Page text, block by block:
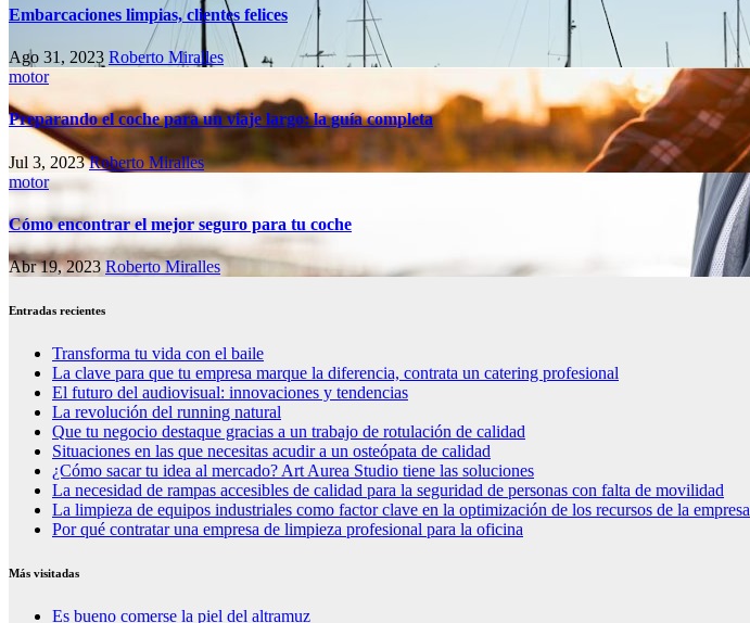
Embarcaciones limpias, clientes felices
Ago 31, 2023 Roberto Miralles
motor
Preparando el coche para un viaje largo: la guía completa
Jul 3, 2023Roberto Miralles
motor
Cómo encontrar el mejor seguro para tu coche
Abr 19, 2023Roberto Miralles
Entradas recientes
Transforma tu vida con el baile
La clave para que tu empresa marque la diferencia, contrata un catering profesional
El futuro del audiovisual: innovaciones y tendencias
La revolución del running natural
Que tu negocio destaque gracias a un trabajo de rotulación de calidad
Situaciones en las que necesitas acudir a un osteópata de calidad
¿Cómo sacar tu idea al mercado? Art Aurea Studio tiene las soluciones
La necesidad de rampas accesibles de calidad para la seguridad de personas con falta de movilidad
La limpieza de equipos industriales como factor clave en la optimización de los recursos de la empresa
Por qué contratar una empresa de limpieza profesional para la oficina
Más visitadas
Es bueno comerse la piel del altramuz